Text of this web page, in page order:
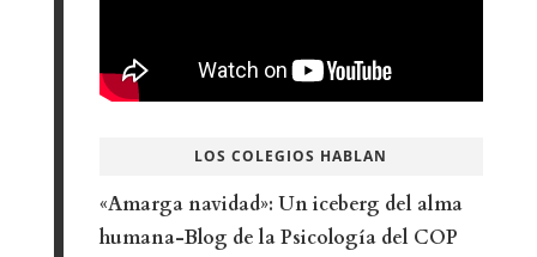
LOS COLEGIOS HABLAN
«Amarga navidad»: Un iceberg del alma
humana-Blog de la Psicología del COP